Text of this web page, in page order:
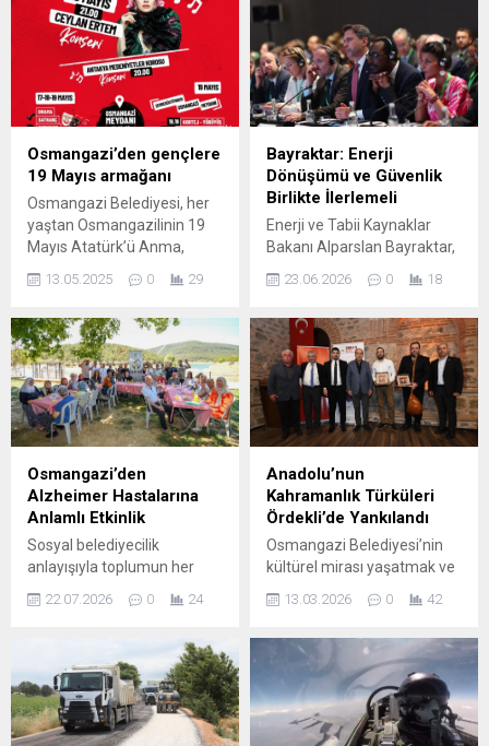
Osmangazi’den gençlere
19 Mayıs armağanı
Osmangazi Belediyesi, her
yaştan Osmangazilinin 19
Mayıs Atatürk’ü Anma,
Gençlik ve Spor Bayramı
coşkusunu doyasıya
özel etkinliklerden oluşan bir
program hazırladı. Birçok
sportif faaliyetin yanı sıra
müzik ve eğlence dolu
etkinliklerin yer alacağı
kutlama programı, 16 Mayıs
Cumartesi günü başlayacak
ve 19 Mayıs Pazartesi günü
sona erecek....
13.05.2025 0 29
Bayraktar: Enerji
Dönüşümü ve Güvenlik
Birlikte İlerlemeli
Enerji ve Tabii Kaynaklar
Bakanı Alparslan Bayraktar,
Londra’daki COP31-IEA Üst
Düzey Enerji Dönüşümü
dönüşümü ile enerji
güvenliğinin eş zamanlı
ilerlemesi gerektiğini
vurguladı. Konuşmasında
Türkiye’nin yatırım ve iş
birliğine açık olduğunu
belirterek, dayanıklı ve temiz
enerji sistemlerine olan
bağlılığını ifade etti.
moderatörlüğünü yapan
Uluslararası Enerji Ajansı
Başkanı...
23.06.2026 0 18
Osmangazi’den
Alzheimer Hastalarına
Anlamlı Etkinlik
Sosyal belediyecilik
anlayışıyla toplumun her
Osmangazi Belediyesi,
yaşam kalitesini artırmaya
yönelik çalışmalarını sosyal
etkinliklerle desteklemeye
devam ediyor. Bu kapsamda
Osmangazi Belediyesi
22.07.2026 0 24
Anadolu’nun
Kahramanlık Türküleri
Ördekli’de Yankılandı
Osmangazi Belediyesi’nin
kültürel mirası yaşatmak ve
yer eden ezgileri yeni
amacıyla düzenlediği
“Anadolu’nun Türkü Yolları”
programı, ‘kahramanlık
türküleriyle’ dinleyicileri
buluşturdu. Osmangazi
13.03.2026 0 42